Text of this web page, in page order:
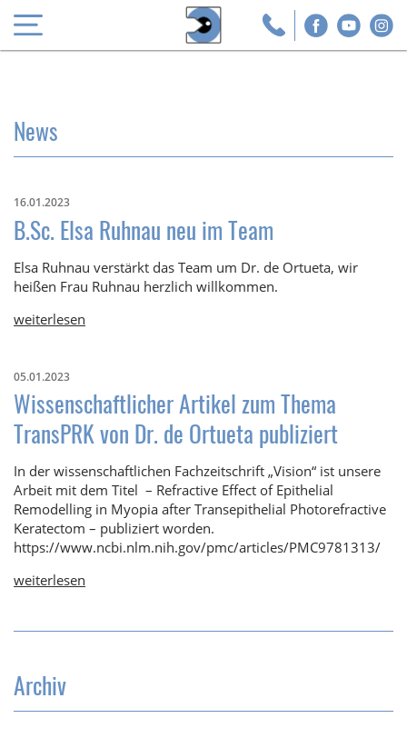
News
16.01.2023
B.Sc. Elsa Ruhnau neu im Team
Elsa Ruhnau verstärkt das Team um Dr. de Ortueta, wir
heißen Frau Ruhnau herzlich willkommen.
weiterlesen
05.01.2023
Wissenschaftlicher Artikel zum Thema
TransPRK von Dr. de Ortueta publiziert
In der wissenschaftlichen Fachzeitschrift „Vision“ ist unsere
Arbeit mit dem Titel – Refractive Effect of Epithelial
Remodelling in Myopia after Transepithelial Photorefractive
Keratectom – publiziert worden.
https://www.ncbi.nlm.nih.gov/pmc/articles/PMC9781313/
weiterlesen
Archiv